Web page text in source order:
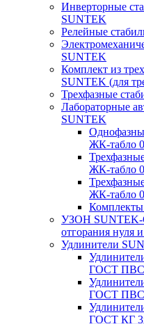
Инверторные
SUNTEK
Релейные
SUNTEK
Комплект из
SUNTEK (для
Трехфазные
Лабораторные
SUNTEK
ЖК-табло
ЖК-табло
ЖК-табло
УЗОН SUNTEK-
отгорания нуля
Удлинители
ГОСТ
ГОСТ
ГОСТ КГ